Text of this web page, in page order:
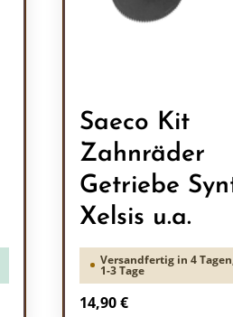
Saeco Kit
Zahnräder
Getriebe
Xelsis u.a.
Versandfertig in 4
1-3 Tage
Regulärer Preis:
14,90 €